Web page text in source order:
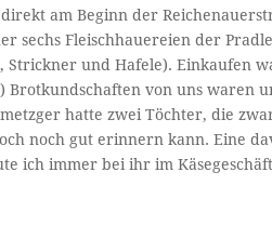
am Beginn der
sechs Fleischhauereien der
Strickner und Hafele). Einkaufen
von uns waren
hatte zwei Töchter, die
noch gut erinnern kann. Eine
ich immer bei ihr im